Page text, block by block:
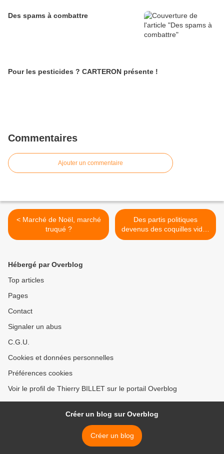
Des spams à combattre
Pour les pesticides ? CARTERON présente !
Commentaires
Ajouter un commentaire
< Marché de Noël, marché
truqué ?
Des partis politiques
devenus des coquilles vides
>
Hébergé par Overblog
Top articles
Pages
Contact
Signaler un abus
C.G.U.
Cookies et données personnelles
Préférences cookies
Voir le profil de Thierry BILLET sur le portail Overblog
Créer un blog sur Overblog
Créer un blog